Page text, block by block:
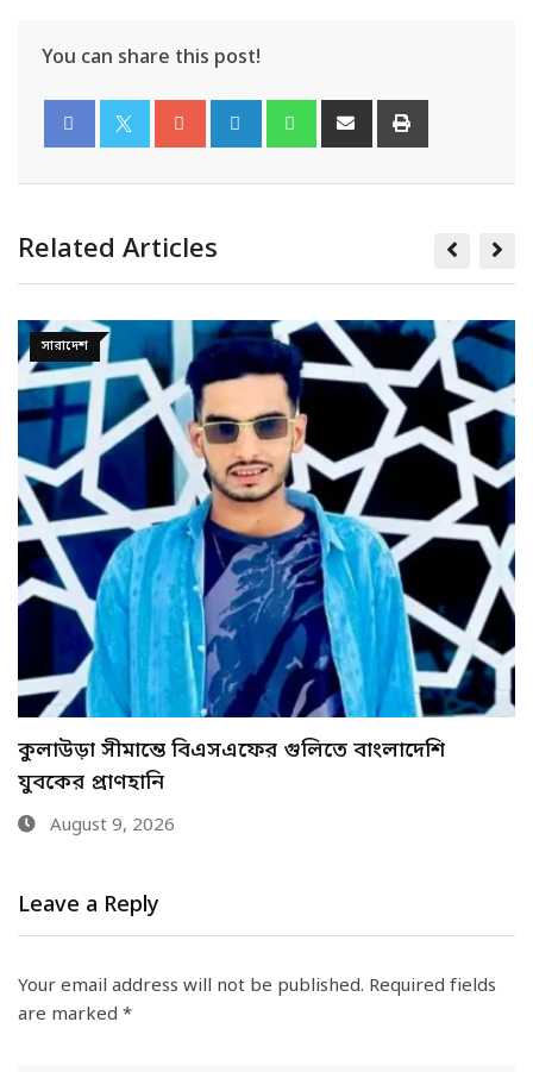
You can share this post!
Related Articles
অপরাধ
ভুয়া পরিচয়ে ওমান পালানোর চেষ্টাকালে শাহজালাল
বিমানবন্দরে শীর্ষ…
August 9, 2026
Leave a Reply
Your email address will not be published. Required fields
are marked *